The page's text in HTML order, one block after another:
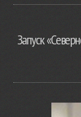
Запуск